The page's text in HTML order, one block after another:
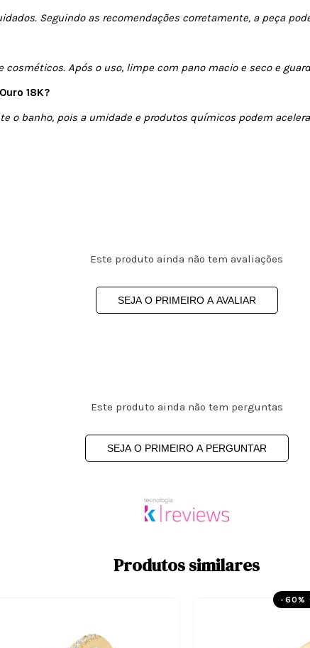
Seguindo as recomendações corretamente, a peça
Após o uso, limpe com pano macio e seco e
18K?
o banho, pois a umidade e produtos químicos podem
Este produto ainda não tem avaliações
SEJA O PRIMEIRO A AVALIAR
Este produto ainda não tem perguntas
SEJA O PRIMEIRO A PERGUNTAR
Produtos similares
- 60%